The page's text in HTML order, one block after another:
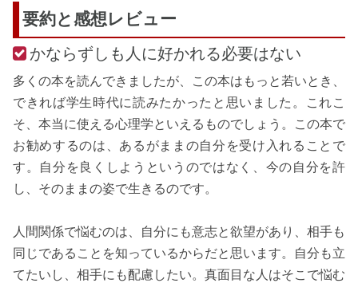
要約と感想レビュー
かならずしも人に好かれる必要はない
多くの本を読んできましたが、この本はもっと若いとき、
できれば学生時代に読みたかったと思いました。これこ
そ、本当に使える心理学といえるものでしょう。この本で
お勧めするのは、あるがままの自分を受け入れることで
す。自分を良くしようというのではなく、今の自分を許
し、そのままの姿で生きるのです。
人間関係で悩むのは、自分にも意志と欲望があり、相手も
同じであることを知っているからだと思います。自分も立
てたいし、相手にも配慮したい。真面目な人はそこで悩む